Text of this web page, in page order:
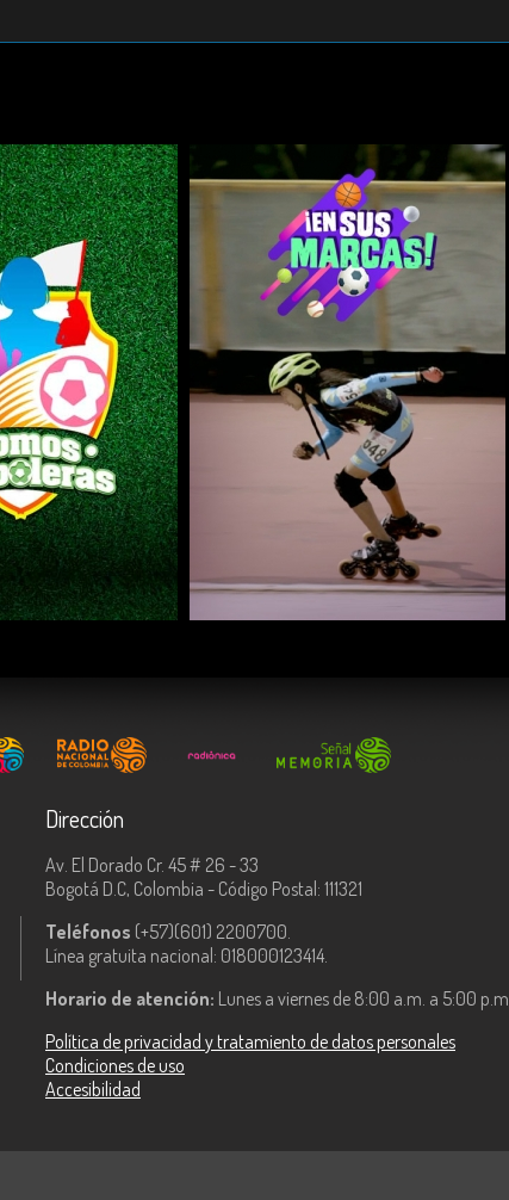
COMPARTIR
Dirección
Av. El Dorado Cr. 45 # 26 - 33
Bogotá D.C, Colombia - Código Postal: 111321
Teléfonos (+57)(601) 2200700.
Línea gratuita nacional: 018000123414.
Horario de atención: Lunes a viernes de 8:00 a.m. a 5:00 p.m.
Política de privacidad y tratamiento de datos personales
Condiciones de uso
Accesibilidad